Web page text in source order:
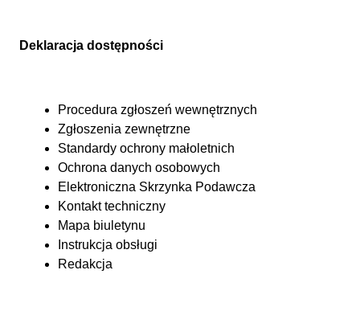
Deklaracja dostępności
Procedura zgłoszeń wewnętrznych
Zgłoszenia zewnętrzne
Standardy ochrony małoletnich
Ochrona danych osobowych
Elektroniczna Skrzynka Podawcza
Kontakt techniczny
Mapa biuletynu
Instrukcja obsługi
Redakcja